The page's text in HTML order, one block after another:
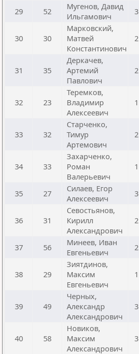
29 52
Мугенов, Давид
Ильгамович
3
30 30
Марковский,
Матвей
Константинович
2
31 35
Деркачев,
Артемий
Павлович
2
32 23
Теремков,
Владимир
Алексеевич
1
33 32
Старченко,
Тимур
Артемович
2
34 33
Захарченко,
Роман
Валерьевич
1
35 27
Силаев, Егор
Алексеевич
3
36 31
Севостьянов,
Кирилл
Александрович
2
37 56
Минеев, Иван
Евгеньевич
2
38 29
Зиятдинов,
Максим
Евгеньевич
1
39 49
Черных,
Александр
Александрович
3
40 58
Новиков,
Максим
Александрович
3